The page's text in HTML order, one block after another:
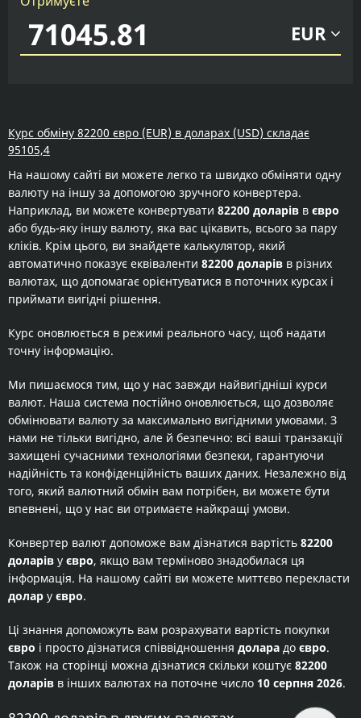
EUR
Курс обміну 82200 євро (EUR) в доларах (USD) складає
95105,4
На нашому сайті ви можете легко та швидко обміняти одну
валюту на іншу за допомогою зручного конвертера.
Наприклад, ви можете конвертувати 82200 доларів в євро
або будь-яку іншу валюту, яка вас цікавить, всього за пару
кліків. Крім цього, ви знайдете калькулятор, який
автоматично показує еквіваленти 82200 доларів в різних
валютах, що допомагає орієнтуватися в поточних курсах і
приймати вигідні рішення.
Курс оновлюється в режимі реального часу, щоб надати
точну інформацію.
Ми пишаємося тим, що у нас завжди найвигідніші курси
валют. Наша система постійно оновлюється, що дозволяє
обмінювати валюту за максимально вигідними умовами. З
нами не тільки вигідно, але й безпечно: всі ваші транзакції
захищені сучасними технологіями безпеки, гарантуючи
надійність та конфіденційність ваших даних. Незалежно від
того, який валютний обмін вам потрібен, ви можете бути
впевнені, що у нас ви отримаєте найкращі умови.
Конвертер валют допоможе вам дізнатися вартість 82200
доларів у євро, якщо вам терміново знадобилася ця
інформація. На нашому сайті ви можете миттєво перекласти
долар у євро.
Ці знання допоможуть вам розрахувати вартість покупки
євро і просто дізнатися співвідношення долара до євро.
Також на сторінці можна дізнатися скільки коштує 82200
доларів в інших валютах на поточне число 10 серпня 2026.